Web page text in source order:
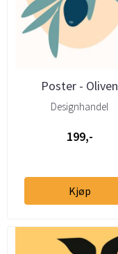
Poster - Oliven
Designhandel
199,-
Kjøp